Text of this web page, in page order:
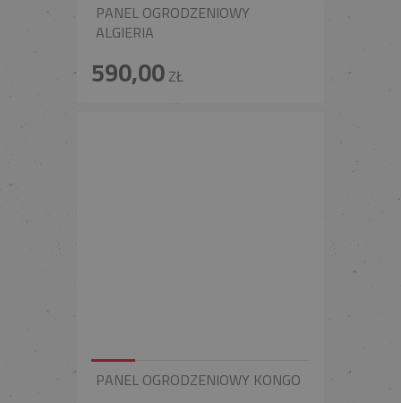
PANEL OGRODZENIOWY
ALGIERIA
590,00ZŁ
PANEL OGRODZENIOWY KONGO